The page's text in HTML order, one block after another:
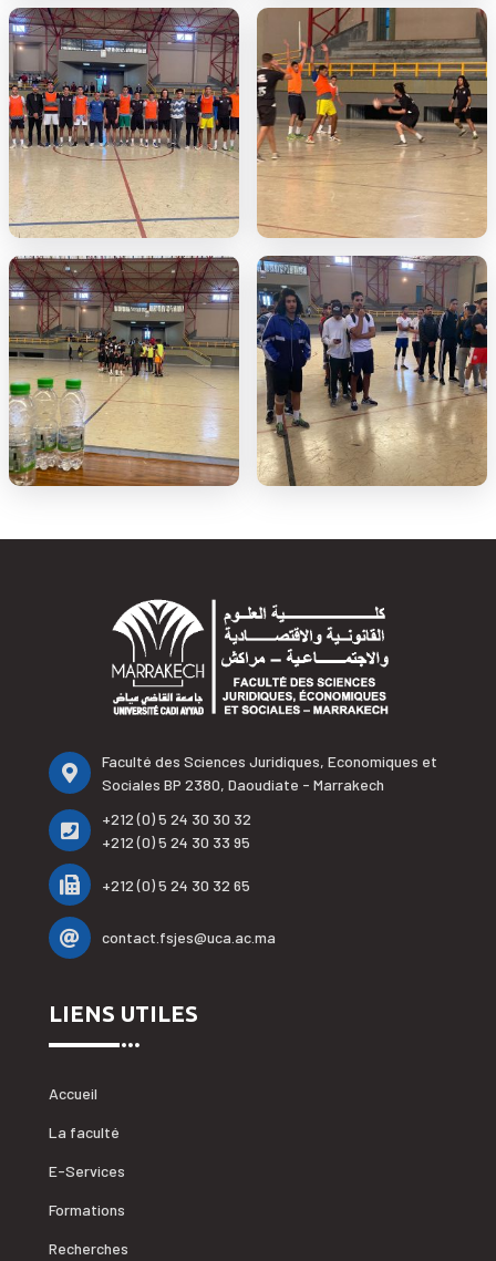
Faculté des Sciences Juridiques, Economiques et
Sociales BP 2380, Daoudiate - Marrakech
+212 (0) 5 24 30 30 32
+212 (0) 5 24 30 33 95
+212 (0) 5 24 30 32 65
contact.fsjes@uca.ac.ma
LIENS UTILES
Accueil
La faculté
E-Services
Formations
Recherches